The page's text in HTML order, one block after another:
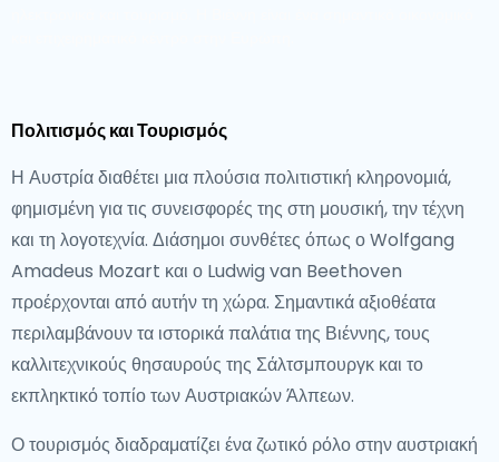
Πολιτισμός και Τουρισμός
Η Αυστρία διαθέτει μια πλούσια πολιτιστική κληρονομιά,
φημισμένη για τις συνεισφορές της στη μουσική, την τέχνη
και τη λογοτεχνία. Διάσημοι συνθέτες όπως ο Wolfgang
Amadeus Mozart και ο Ludwig van Beethoven
προέρχονται από αυτήν τη χώρα. Σημαντικά αξιοθέατα
περιλαμβάνουν τα ιστορικά παλάτια της Βιέννης, τους
καλλιτεχνικούς θησαυρούς της Σάλτσμπουργκ και το
εκπληκτικό τοπίο των Αυστριακών Άλπεων.
Ο τουρισμός διαδραματίζει ένα ζωτικό ρόλο στην αυστριακή